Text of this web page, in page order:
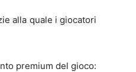
alla quale i giocatori
premium del gioco: